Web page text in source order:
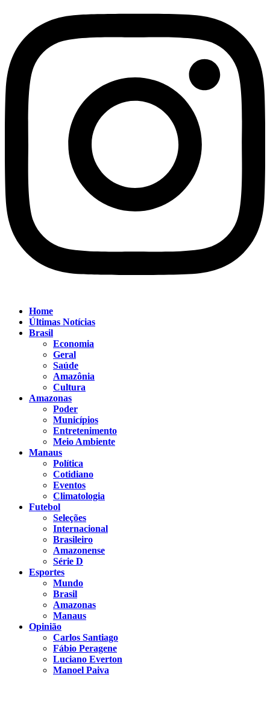
Home
Últimas Notícias
Brasil
Economia
Geral
Saúde
Amazônia
Cultura
Amazonas
Poder
Municípios
Entretenimento
Meio Ambiente
Manaus
Política
Cotidiano
Eventos
Climatologia
Futebol
Seleções
Internacional
Brasileiro
Amazonense
Série D
Esportes
Mundo
Brasil
Amazonas
Manaus
Opinião
Carlos Santiago
Fábio Peragene
Luciano Everton
Manoel Paiva